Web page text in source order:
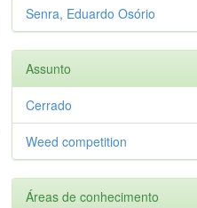
Senra, Eduardo Osório
Assunto
Cerrado
Weed competition
Áreas de conhecimento